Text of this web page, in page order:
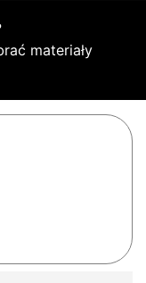
materiały